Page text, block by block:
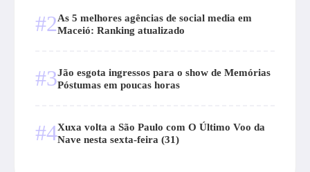
#2As 5 melhores agências de social media em
Maceió: Ranking atualizado
#3Jão esgota ingressos para o show de Memórias
Póstumas em poucas horas
#4Xuxa volta a São Paulo com O Último Voo da
Nave nesta sexta-feira (31)